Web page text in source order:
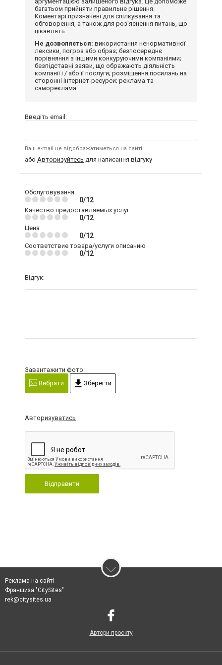
багатьом прийняти правильне рішення.
Коментарі призначені для спілкування та
обговорення, а також для роз'яснення питань, що
цікавлять.
Не дозволяється: використання ненормативної
лексики, погроз або образ; безпосереднє
порівняння з іншими конкуруючими компаніями;
безпідставні заяви, що ображають діяльність
компанії і / або її послуги; розміщення посилань на
сторонні інтернет-ресурси; реклама та
самореклама.
Введіть email:
Ваш e-mail не відображатиметься на сайті
або Авторизуйтесь для написання відгуку
Обслуговування
0/12
Качество предоставляемых услуг
0/12
Цена
0/12
Соответствие товара/услуги описанию
0/12
Відгук:
Завантажити фото:
Вибрати
Зберегти
Авторизуватись
Відправити
Реклама на сайті
Франшиза "CitySites"
rek@citysites.ua
Автори проєкту